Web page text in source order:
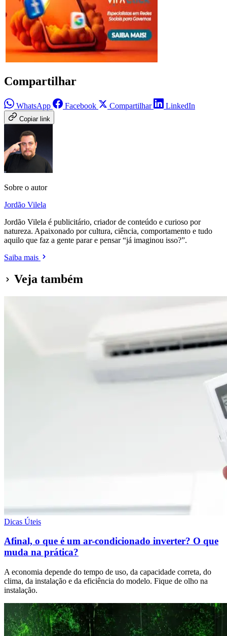
Compartilhar
WhatsApp Facebook Compartilhar LinkedIn
Copiar link
Sobre o autor
Jordão Vilela
Jordão Vilela é publicitário, criador de conteúdo e curioso por
natureza. Apaixonado por cultura, ciência, comportamento e tudo
aquilo que faz a gente parar e pensar “já imaginou isso?”.
Saiba mais
Veja também
Dicas Úteis
Afinal, o que é um ar-condicionado inverter? O que
muda na prática?
A economia depende do tempo de uso, da capacidade correta, do
clima, da instalação e da eficiência do modelo. Fique de olho na
instalação.